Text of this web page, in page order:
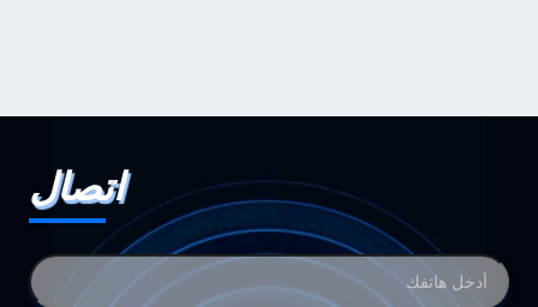
اتصال